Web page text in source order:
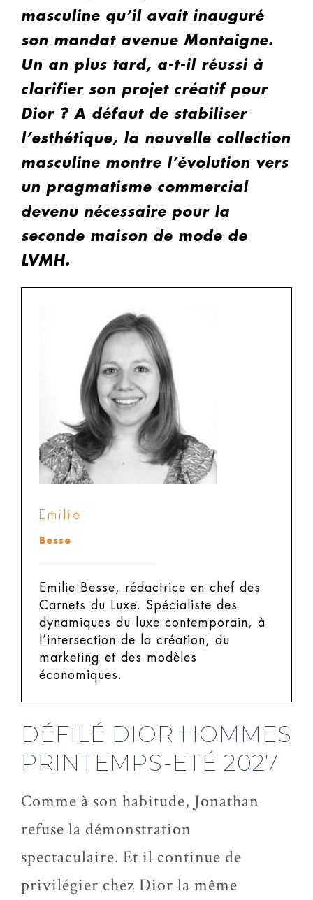
masculine qu’il avait inauguré
son mandat avenue Montaigne.
Un an plus tard, a-t-il réussi à
clarifier son projet créatif pour
Dior ? A défaut de stabiliser
l’esthétique, la nouvelle collection
masculine montre l’évolution vers
un pragmatisme commercial
devenu nécessaire pour la
seconde maison de mode de
LVMH.
Emilie
Besse
Emilie Besse, rédactrice en chef des
Carnets du Luxe.
Spécialiste des
dynamiques du luxe contemporain, à
l’intersection de la création, du
marketing et des modèles
économiques.
DÉFILÉ DIOR HOMMES
PRINTEMPS-ETÉ 2027
Comme à son habitude, Jonathan
refuse la démonstration
spectaculaire. Et il continue de
privilégier chez Dior la même